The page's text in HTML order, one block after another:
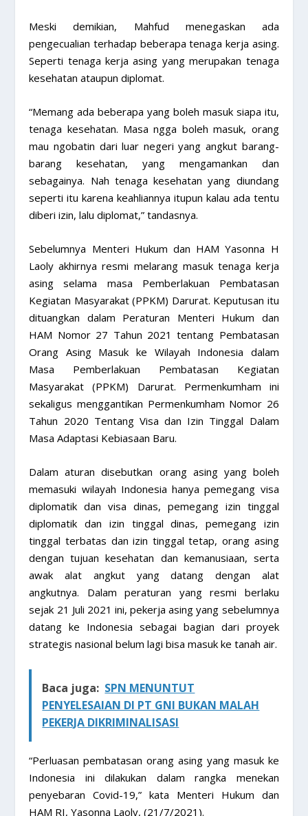
Meski demikian, Mahfud menegaskan ada
pengecualian terhadap beberapa tenaga kerja asing.
Seperti tenaga kerja asing yang merupakan tenaga
kesehatan ataupun diplomat.
“Memang ada beberapa yang boleh masuk siapa itu,
tenaga kesehatan. Masa ngga boleh masuk, orang
mau ngobatin dari luar negeri yang angkut barang-
barang kesehatan, yang mengamankan dan
sebagainya. Nah tenaga kesehatan yang diundang
seperti itu karena keahliannya itupun kalau ada tentu
diberi izin, lalu diplomat,” tandasnya.
Sebelumnya Menteri Hukum dan HAM Yasonna H
Laoly akhirnya resmi melarang masuk tenaga kerja
asing selama masa Pemberlakuan Pembatasan
Kegiatan Masyarakat (PPKM) Darurat. Keputusan itu
dituangkan dalam Peraturan Menteri Hukum dan
HAM Nomor 27 Tahun 2021 tentang Pembatasan
Orang Asing Masuk ke Wilayah Indonesia dalam
Masa Pemberlakuan Pembatasan Kegiatan
Masyarakat (PPKM) Darurat. Permenkumham ini
sekaligus menggantikan Permenkumham Nomor 26
Tahun 2020 Tentang Visa dan Izin Tinggal Dalam
Masa Adaptasi Kebiasaan Baru.
Dalam aturan disebutkan orang asing yang boleh
memasuki wilayah Indonesia hanya pemegang visa
diplomatik dan visa dinas, pemegang izin tinggal
diplomatik dan izin tinggal dinas, pemegang izin
tinggal terbatas dan izin tinggal tetap, orang asing
dengan tujuan kesehatan dan kemanusiaan, serta
awak alat angkut yang datang dengan alat
angkutnya. Dalam peraturan yang resmi berlaku
sejak 21 Juli 2021 ini, pekerja asing yang sebelumnya
datang ke Indonesia sebagai bagian dari proyek
strategis nasional belum lagi bisa masuk ke tanah air.
Baca juga: SPN MENUNTUT
PENYELESAIAN DI PT GNI BUKAN MALAH
PEKERJA DIKRIMINALISASI
“Perluasan pembatasan orang asing yang masuk ke
Indonesia ini dilakukan dalam rangka menekan
penyebaran Covid-19,” kata Menteri Hukum dan
HAM RI, Yasonna Laoly, (21/7/2021).